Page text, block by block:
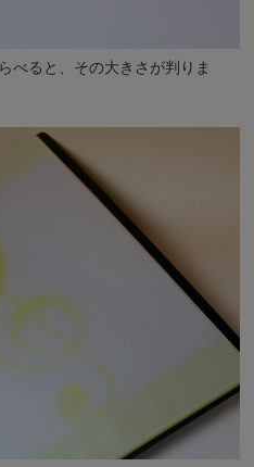
べると、その大きさが判りま